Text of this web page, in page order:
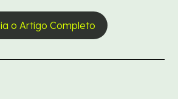
o Artigo Completo